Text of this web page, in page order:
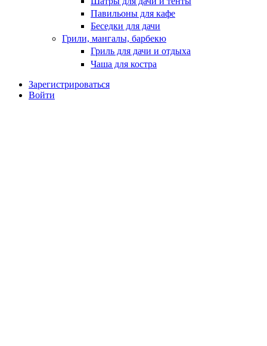
Павильоны для кафе
Беседки для дачи
Грили, мангалы, барбекю
Гриль для дачи и отдыха
Чаша для костра
Зарегистрироваться
Войти